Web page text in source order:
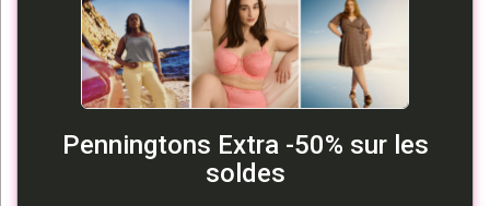
Penningtons Extra -50% sur les
soldes